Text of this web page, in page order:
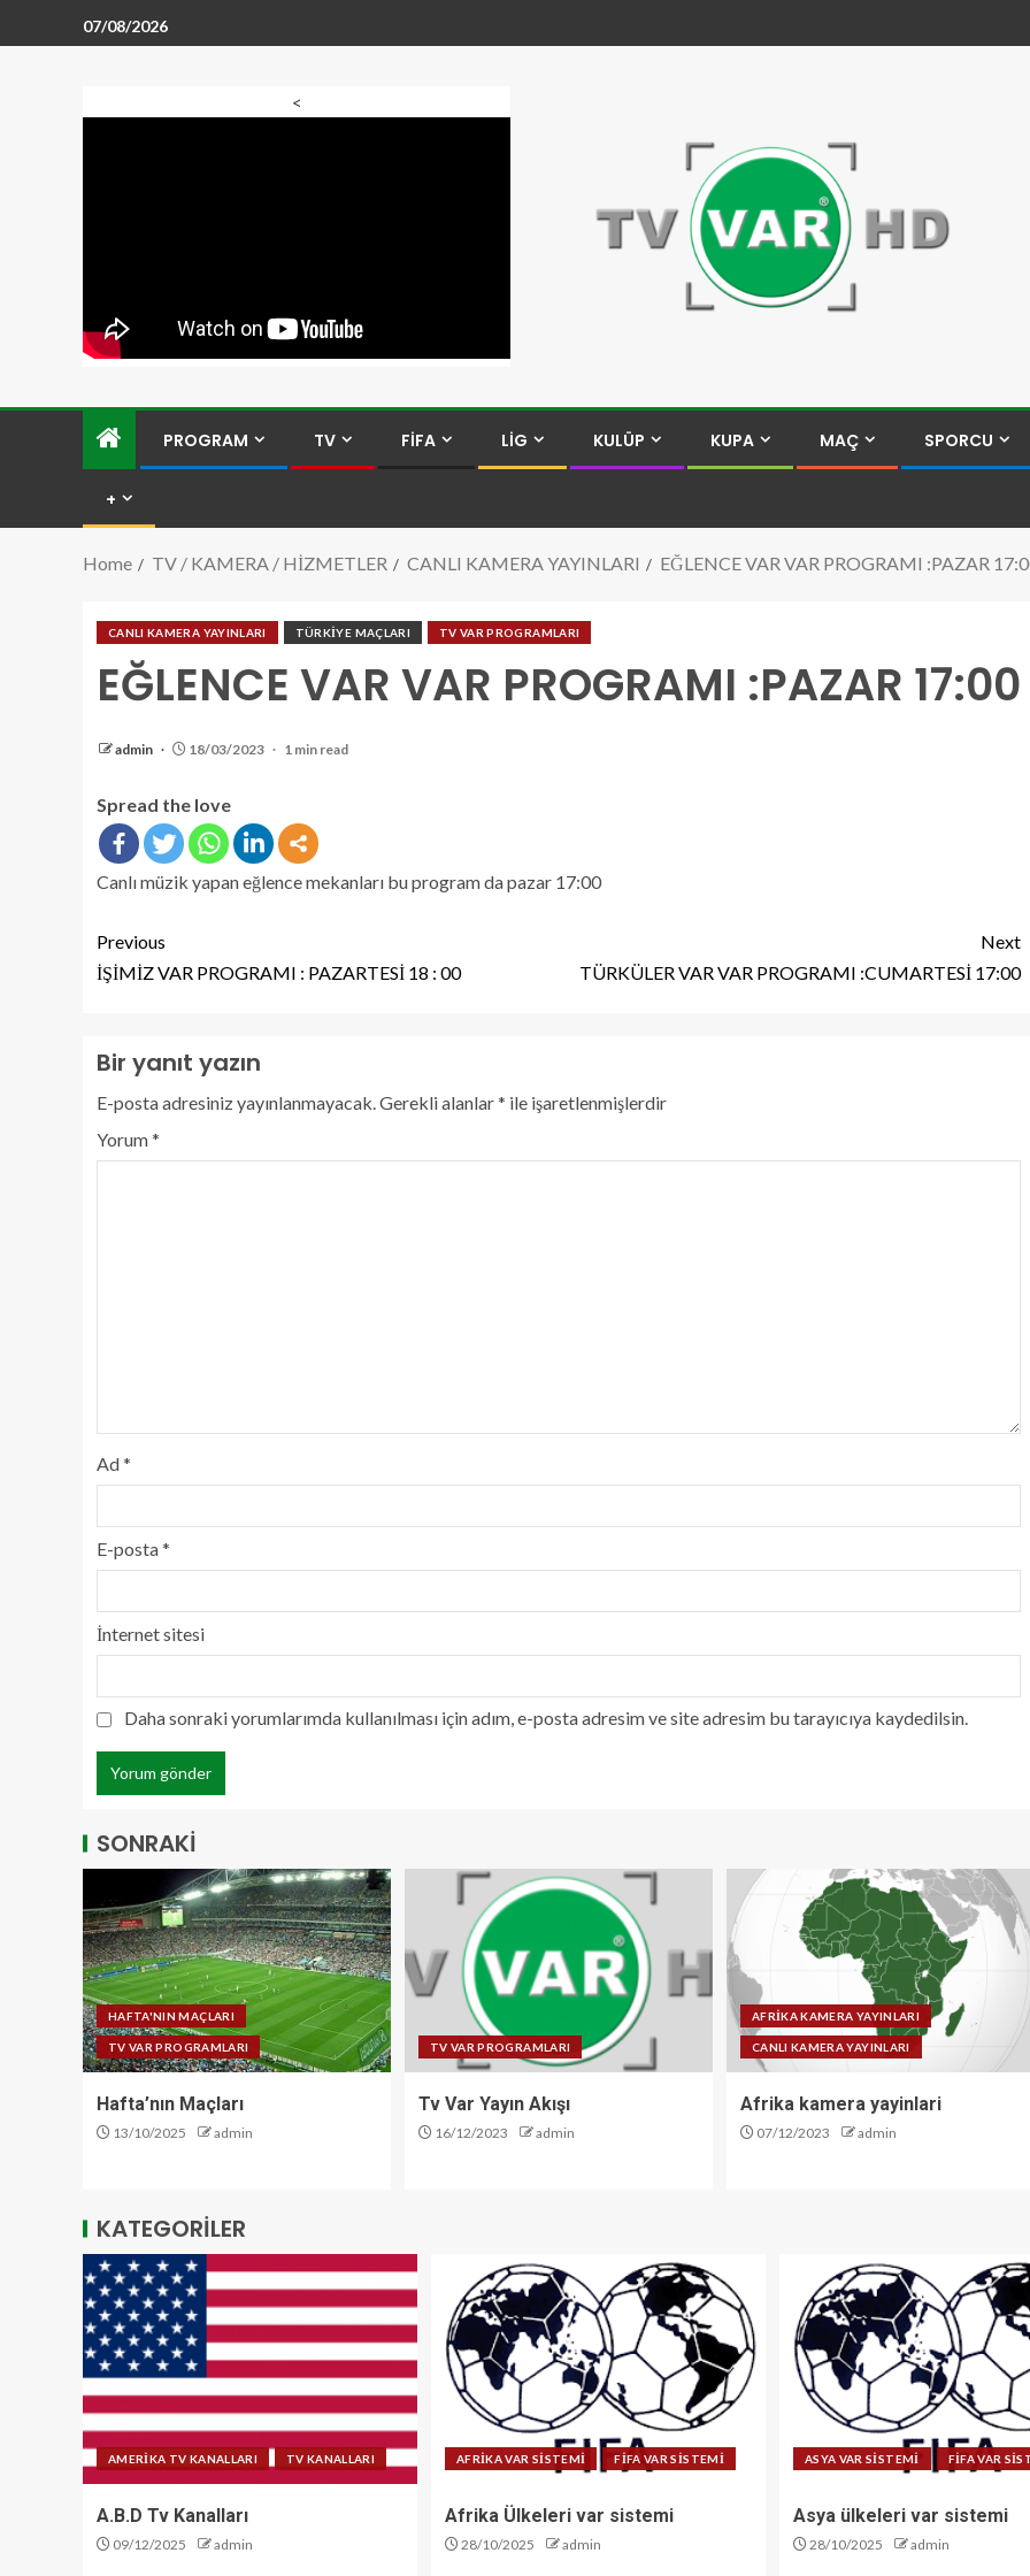
07/08/2026
<
PROGRAM TV FİFA LİG KULÜP KUPA MAÇ SPORCU
+
Home TV / KAMERA / HİZMETLER CANLI KAMERA YAYINLARI EĞLENCE VAR VAR PROGRAMI :PAZAR
CANLI KAMERA YAYINLARI TÜRKİYE MAÇLARI TV VAR PROGRAMLARI
EĞLENCE VAR VAR PROGRAMI :PAZAR 17:00
admin 18/03/2023 1 min read
Spread the love
Canlı müzik yapan eğlence mekanları bu program da pazar 17:00
Previous
İŞİMİZ VAR PROGRAMI : PAZARTESİ 18 : 00
Next
TÜRKÜLER VAR VAR PROGRAMI :CUMARTESİ 17:00
Bir yanıt yazın
E-posta adresiniz yayınlanmayacak.Gerekli alanlar* ile işaretlenmişlerdir
Yorum*
Ad*
E-posta*
İnternet sitesi
Daha sonraki yorumlarımda kullanılması için adım, e-posta adresim ve site adresim bu tarayıcıya kaydedilsin.
SONRAKİ
HAFTA'NIN MAÇLARI
TV VAR PROGRAMLARI
Hafta’nın Maçları
13/10/2025 admin
TV VAR PROGRAMLARI
Tv Var Yayın Akışı
16/12/2023 admin
AFRİKA KAMERA YAYINLARI
CANLI KAMERA YAYINLARI
Afrika kamera yayinlari
07/12/2023 admin
KATEGORİLER
AMERİKA TV KANALLARI TV KANALLARI
A.B.D Tv Kanalları
09/12/2025 admin
AFRİKA VAR SİSTEMİ FİFA VAR SİSTEMİ
Afrika Ülkeleri var sistemi
28/10/2025 admin
ASYA VAR SİSTEMİ FİFA VAR
Asya ülkeleri var sistemi
28/10/2025 admin